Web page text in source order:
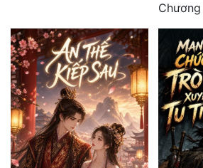
Linh Dị
Làm Giàu
Lịch Sử
Mưu Mô
Mạt Thế